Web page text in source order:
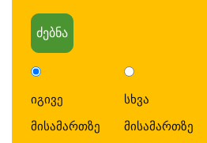
ძებნა
იგივე
მისამართზე
სხვა
მისამართზე